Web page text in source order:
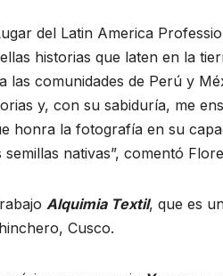
del Latin America
historias que laten en la
las comunidades de Perú y
y, con su sabiduría, me
la fotografía en su
nativas”, comentó
Alquimia Textil, que es
Cusco.